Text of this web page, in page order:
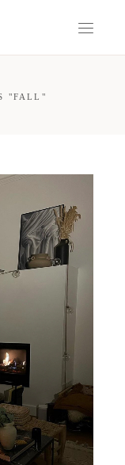
"FALL"